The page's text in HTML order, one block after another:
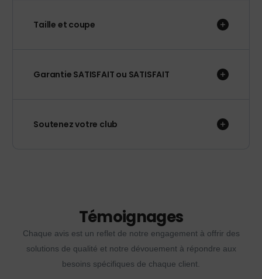
Taille et coupe
Garantie SATISFAIT ou SATISFAIT
Soutenez votre club
Témoignages
Chaque avis est un reflet de notre engagement à offrir des
solutions de qualité et notre dévouement à répondre aux
besoins spécifiques de chaque client.